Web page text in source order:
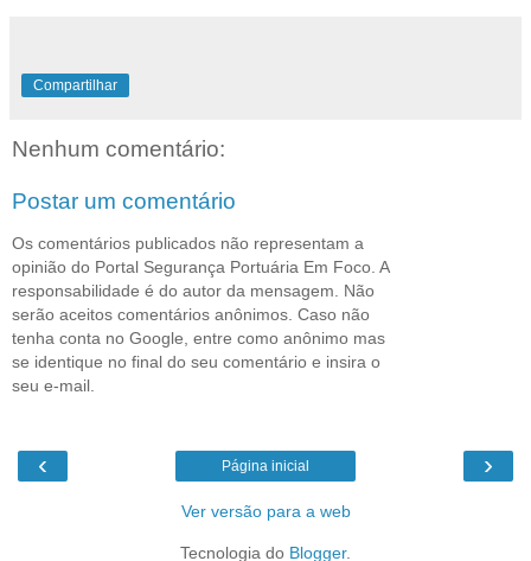
Compartilhar
Nenhum comentário:
Postar um comentário
Os comentários publicados não representam a
opinião do Portal Segurança Portuária Em Foco. A
responsabilidade é do autor da mensagem. Não
serão aceitos comentários anônimos. Caso não
tenha conta no Google, entre como anônimo mas
se identique no final do seu comentário e insira o
seu e-mail.
‹ ›
Página inicial
Ver versão para a web
Tecnologia do Blogger.